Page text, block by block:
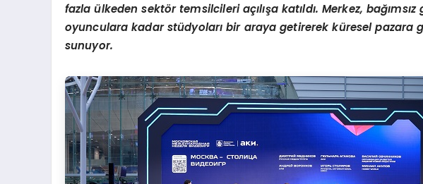
fazla ülkeden sektör temsilcileri açılışa katıldı. Merkez,
oyunculara kadar stüdyoları bir araya getirerek küresel pazara
sunuyor.